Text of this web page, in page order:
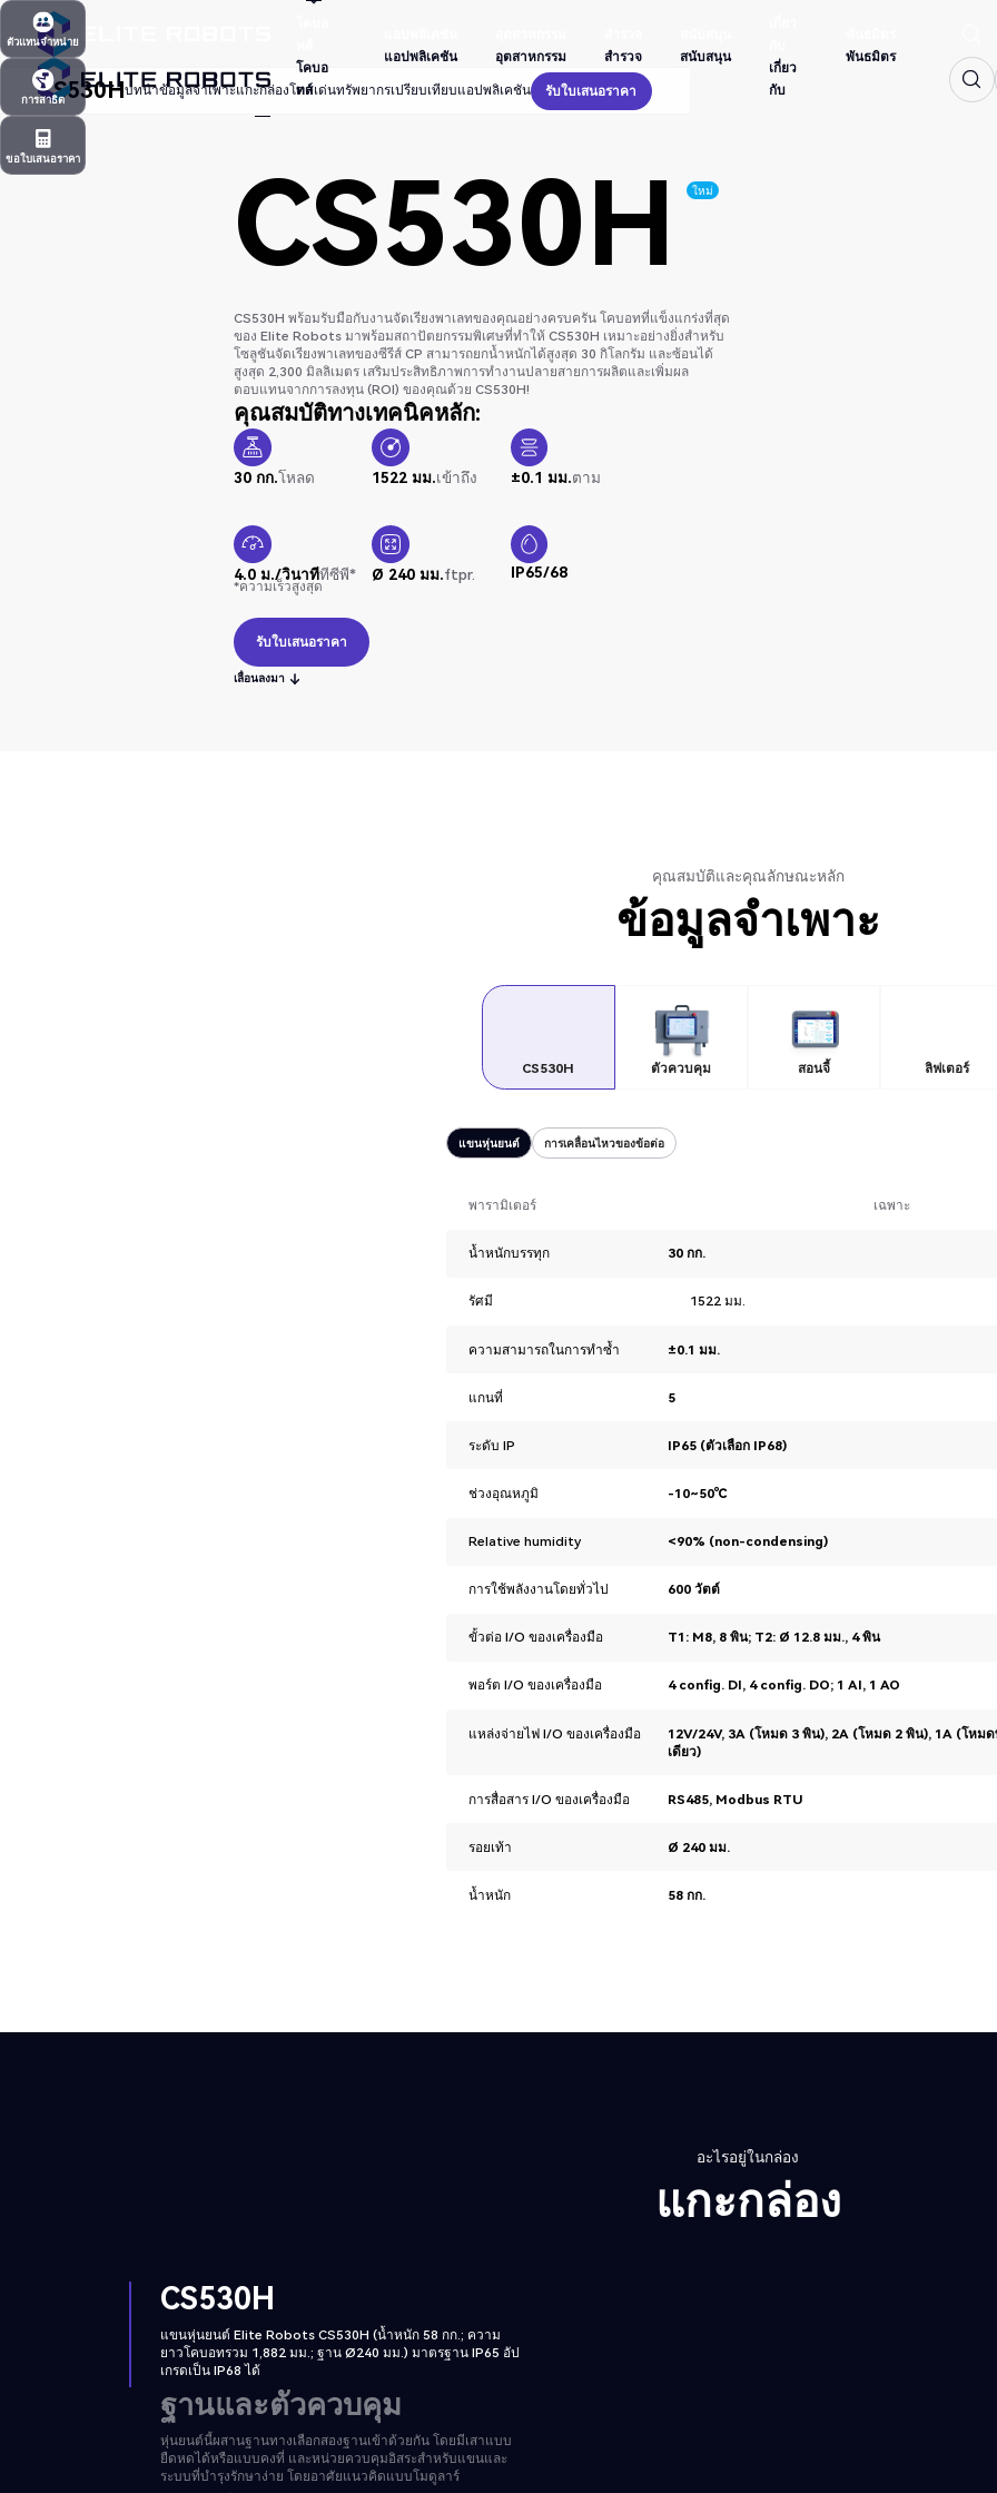
ตัวแทนจำหน่าย
ตัวแทนจำหน่าย
การสาธิต
การสาธิต
ขอใบเสนอราคา
โคบอ
ทส์
แอปพลิเคชัน
อุตสาหกรรม
สำรวจ
สนับสนุน
เกี่ยว
กับ
พันธมิตร
CS530Hบทนำข้อมูลจำเพาะแกะกล่องโดดเด่นทรัพยากรเปรียบเทียบแอปพลิเคชัน
รับใบเสนอราคา
รับใบเสนอราคา
CS530H ใหม่
CS530H พร้อมรับมือกับงานจัดเรียงพาเลทของคุณอย่างครบครัน โคบอทที่แข็งแกร่งที่สุด
ของ Elite Robots มาพร้อมสถาปัตยกรรมพิเศษที่ทำให้ CS530H เหมาะอย่างยิ่งสำหรับ
โซลูชันจัดเรียงพาเลทของซีรีส์ CP สามารถยกน้ำหนักได้สูงสุด 30 กิโลกรัม และซ้อนได้
สูงสุด 2,300 มิลลิเมตร เสริมประสิทธิภาพการทำงานปลายสายการผลิตและเพิ่มผล
ตอบแทนจากการลงทุน (ROI) ของคุณด้วย CS530H!
คุณสมบัติทางเทคนิคหลัก:
30 กก.โหลด 1522 มม.เข้าถึง ±0.1 มม.ตาม
4.0 ม./วินาทีทีซีพี*
*ความเร็วสูงสุด
Ø 240 มม.ftpr. IP65/68
รับใบเสนอราคา
รับใบเสนอราคา
เลื่อนลงมา
คุณสมบัติและคุณลักษณะหลัก
ข้อมูลจำเพาะ
CS530H ตัวควบคุม สอนจี้ ลิฟเตอร์
แขนหุ่นยนต์ การเคลื่อนไหวของข้อต่อ
พารามิเตอร์ เฉพาะ
น้ำหนักบรรทุก 30 กก.
รัศมี 1522 มม.
ความสามารถในการทำซ้ำ ±0.1 มม.
แกนที่ 5
ระดับ IP IP65 (ตัวเลือก IP68)
ช่วงอุณหภูมิ -10~50℃
Relative humidity <90% (non-condensing)
การใช้พลังงานโดยทั่วไป 600 วัตต์
ขั้วต่อ I/O ของเครื่องมือ T1: M8, 8 พิน; T2: Ø 12.8 มม., 4 พิน
พอร์ต I/O ของเครื่องมือ 4 config. DI, 4 config. DO; 1 AI, 1 AO
แหล่งจ่ายไฟ I/O ของเครื่องมือ
12V/24V, 3A (โหมด 3 พิน), 2A (โหมด 2 พิน), 1A (โหม
เดียว)
การสื่อสาร I/O ของเครื่องมือ RS485, Modbus RTU
รอยเท้า Ø 240 มม.
น้ำหนัก 58 กก.
อะไรอยู่ในกล่อง
แกะกล่อง
CS530H
แขนหุ่นยนต์ Elite Robots CS530H (น้ำหนัก 58 กก.; ความ
ยาวโคบอทรวม 1,882 มม.; ฐาน Ø240 มม.) มาตรฐาน IP65 อัป
เกรดเป็น IP68 ได้
ฐานและตัวควบคุม
หุ่นยนต์นี้ผสานฐานทางเลือกสองฐานเข้าด้วยกัน โดยมีเสาแบบ
ยืดหดได้หรือแบบคงที่ และหน่วยควบคุมอิสระสำหรับแขนและ
ระบบที่บำรุงรักษาง่าย โดยอาศัยแนวคิดแบบโมดูลาร์